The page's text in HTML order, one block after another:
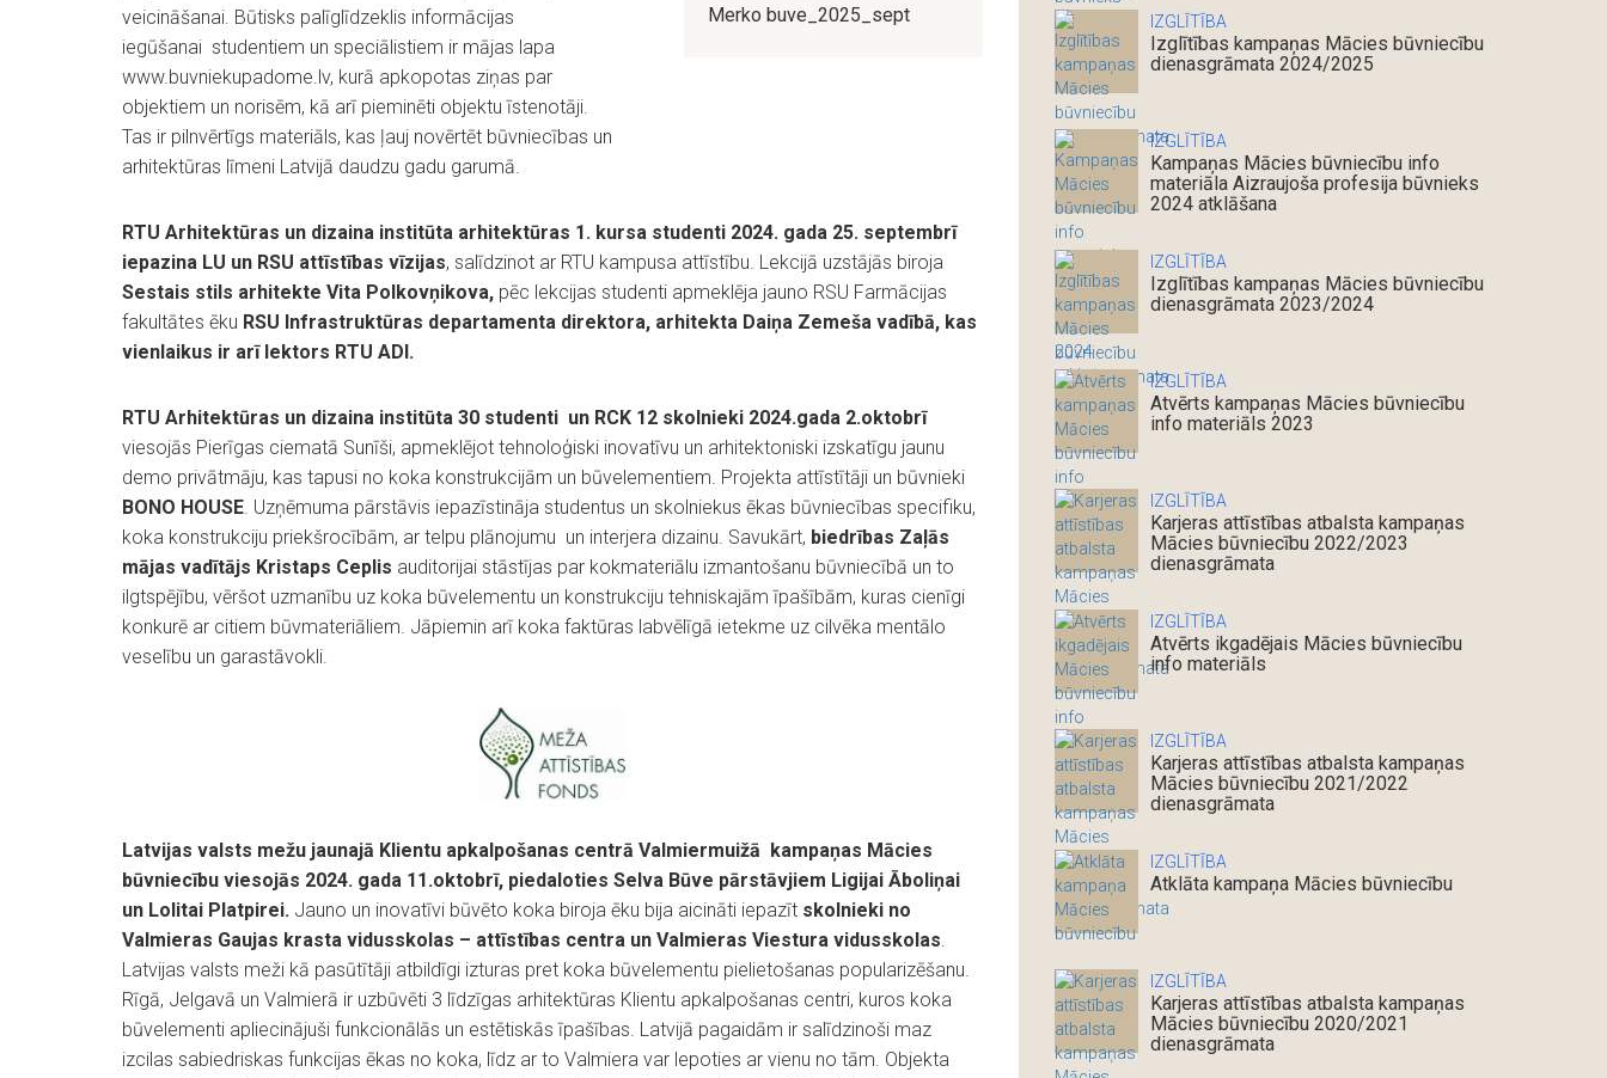
Merko buve_2025_sept
veicināšanai. Būtisks palīglīdzeklis informācijas
iegūšanai studentiem un speciālistiem ir mājas lapa
www.buvniekupadome.lv, kurā apkopotas ziņas par
objektiem un norisēm, kā arī pieminēti objektu īstenotāji.
Tas ir pilnvērtīgs materiāls, kas ļauj novērtēt būvniecības un
arhitektūras līmeni Latvijā daudzu gadu garumā.
RTU Arhitektūras un dizaina institūta arhitektūras 1. kursa studenti 2024. gada 25. septembrī
iepazina LU un RSU attīstības vīzijas, salīdzinot ar RTU kampusa attīstību. Lekcijā uzstājās biroja
Sestais stils arhitekte Vita Polkovņikova, pēc lekcijas studenti apmeklēja jauno RSU Farmācijas
fakultātes ēku RSU Infrastruktūras departamenta direktora, arhitekta Daiņa Zemeša vadībā, kas
vienlaikus ir arī lektors RTU ADI.
RTU Arhitektūras un dizaina institūta 30 studenti un RCK 12 skolnieki 2024.gada 2.oktobrī
viesojās Pierīgas ciematā Sunīši, apmeklējot tehnoloģiski inovatīvu un arhitektoniski izskatīgu jaunu
demo privātmāju, kas tapusi no koka konstrukcijām un būvelementiem. Projekta attīstītāji un būvnieki
BONO HOUSE. Uzņēmuma pārstāvis iepazīstināja studentus un skolniekus ēkas būvniecības specifiku,
koka konstrukciju priekšrocībām, ar telpu plānojumu un interjera dizainu. Savukārt, biedrības Zaļās
mājas vadītājs Kristaps Ceplis auditorijai stāstījas par kokmateriālu izmantošanu būvniecībā un to
ilgtspējību, vēršot uzmanību uz koka būvelementu un konstrukciju tehniskajām īpašībām, kuras cienīgi
konkurē ar citiem būvmateriāliem. Jāpiemin arī koka faktūras labvēlīgā ietekme uz cilvēka mentālo
veselību un garastāvokli.
Latvijas valsts mežu jaunajā Klientu apkalpošanas centrā Valmiermuižā kampaņas Mācies
būvniecību viesojās 2024. gada 11.oktobrī, piedaloties Selva Būve pārstāvjiem Ligijai Āboliņai
un Lolitai Platpirei. Jauno un inovatīvi būvēto koka biroja ēku bija aicināti iepazīt skolnieki no
Valmieras Gaujas krasta vidusskolas – attīstības centra un Valmieras Viestura vidusskolas
Latvijas valsts meži kā pasūtītāji atbildīgi izturas pret koka būvelementu pielietošanas popularizēšanu.
Rīgā, Jelgavā un Valmierā ir uzbūvēti 3 līdzīgas arhitektūras Klientu apkalpošanas centri, kuros koka
būvelementi apliecinājuši funkcionālās un estētiskās īpašības. Latvijā pagaidām ir salīdzinoši maz
izcilas sabiedriskas funkcijas ēkas no koka, līdz ar to Valmiera var lepoties ar vienu no tām. Objekta
IZGLĪTĪBA
Izglītības kampaņas Mācies būvniecību
dienasgrāmata 2024/2025
IZGLĪTĪBA
Kampaņas Mācies būvniecību info
materiāla Aizraujoša profesija būvnieks
2024 atklāšana
IZGLĪTĪBA
Izglītības kampaņas Mācies būvniecību
dienasgrāmata 2023/2024
IZGLĪTĪBA
Atvērts kampaņas Mācies būvniecību
info materiāls 2023
IZGLĪTĪBA
Karjeras attīstības atbalsta kampaņas
Mācies būvniecību 2022/2023
dienasgrāmata
IZGLĪTĪBA
Atvērts ikgadējais Mācies būvniecību
info materiāls
IZGLĪTĪBA
Karjeras attīstības atbalsta kampaņas
Mācies būvniecību 2021/2022
dienasgrāmata
IZGLĪTĪBA
Atklāta kampaņa Mācies būvniecību
IZGLĪTĪBA
Karjeras attīstības atbalsta kampaņas
Mācies būvniecību 2020/2021
dienasgrāmata